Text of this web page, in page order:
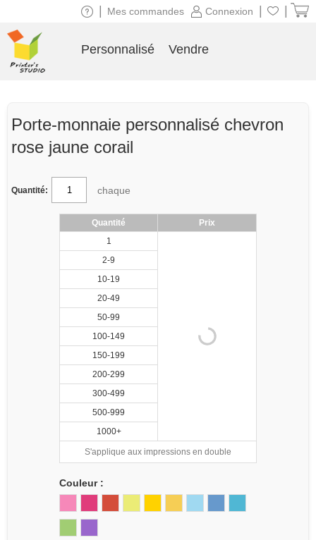
Porte-monnaie personnalisé chevron
rose jaune corail
Quantité: chaque
Quantité
Prix
1
2-9
10-19
20-49
50-99
100-149
150-199
200-299
300-499
500-999
1000+
S'applique aux impressions en double
Couleur :
Connexion
Mes commandes
Personnalisé Vendre